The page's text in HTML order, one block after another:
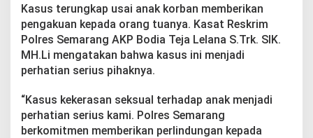
d
B
a
w
U
m
u
r
Kasus terungkap usai anak korban memberikan
pengakuan kepada orang tuanya. Kasat Reskrim
Polres Semarang AKP Bodia Teja Lelana S.Trk. SIK.
MH.Li mengatakan bahwa kasus ini menjadi
perhatian serius pihaknya.
“Kasus kekerasan seksual terhadap anak menjadi
perhatian serius kami. Polres Semarang
berkomitmen memberikan perlindungan kepada